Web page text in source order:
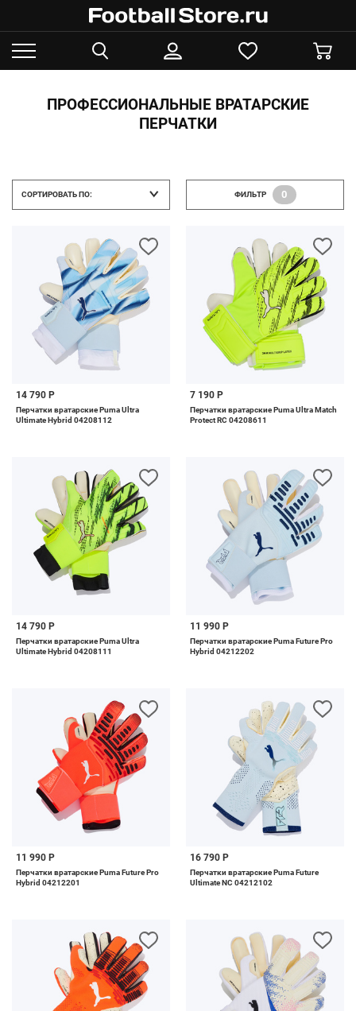
ПРОФЕССИОНАЛЬНЫЕ ВРАТАРСКИЕ
ПЕРЧАТКИ
СОРТИРОВАТЬ ПО: ФИЛЬТР 0
14 790 Р
Перчатки вратарские Puma Ultra
Ultimate Hybrid 04208112
7 190 Р
Перчатки вратарские Puma Ultra Match
Protect RC 04208611
14 790 Р
Перчатки вратарские Puma Ultra
Ultimate Hybrid 04208111
11 990 Р
Перчатки вратарские Puma Future Pro
Hybrid 04212202
11 990 Р
Перчатки вратарские Puma Future Pro
Hybrid 04212201
16 790 Р
Перчатки вратарские Puma Future
Ultimate NC 04212102